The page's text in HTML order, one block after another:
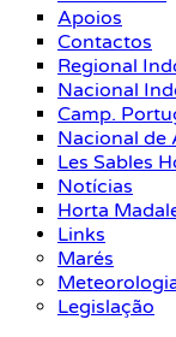
Apoios
Contactos
Regional
Nacional
Camp.
Nacional de
Les Sables
Notícias
Horta
Links
Marés
Legislação